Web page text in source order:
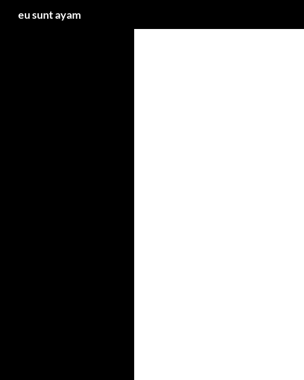
eu sunt ayam